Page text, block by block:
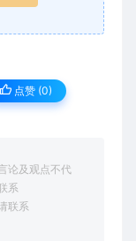
点赞 (0)
论及观点不代
系
联系